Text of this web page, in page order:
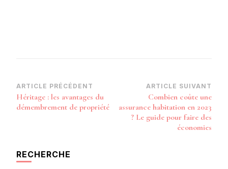
Navigation
d’article
ARTICLE PRÉCÉDENT
Héritage : les avantages du
démembrement de propriété
ARTICLE SUIVANT
Combien coûte une
assurance habitation en 2023
? Le guide pour faire des
économies
RECHERCHE